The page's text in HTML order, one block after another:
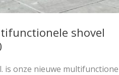
shovel
is onze nieuwe